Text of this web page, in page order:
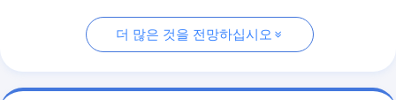
더 많은 것을 전망하십시오